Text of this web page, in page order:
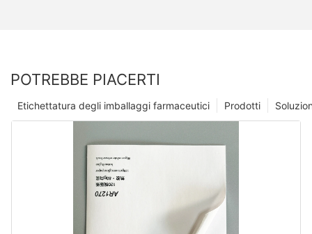
POTREBBE PIACERTI
Prodotti
Etichettatura degli imballaggi farmaceutici